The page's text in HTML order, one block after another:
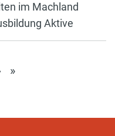
im Machland
Aktive
»